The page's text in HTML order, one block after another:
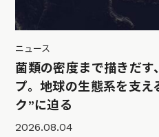
ニュース
菌類の密度まで描きだ
プ。地球の生態系を支え
ク”に迫る
2026.08.04